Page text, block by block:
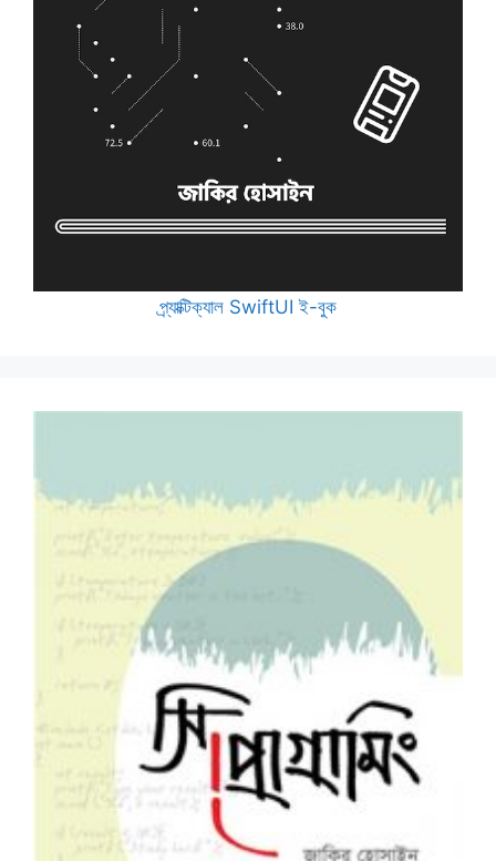
প্র্যাক্টিক্যাল SwiftUI ই-বুক